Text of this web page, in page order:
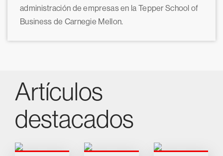
administración de empresas en la Tepper School of
Business de Carnegie Mellon.
Artículos
destacados